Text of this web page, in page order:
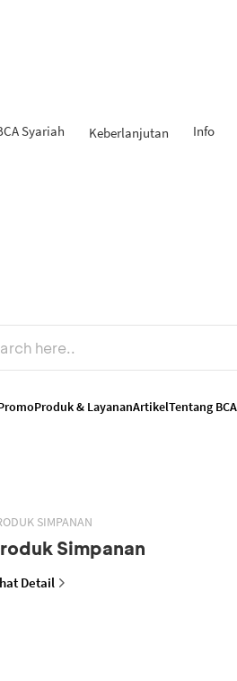
Syariah Keberlanjutan Info
Produk & LayananArtikelTentang
SIMPANAN
Simpanan
Detail